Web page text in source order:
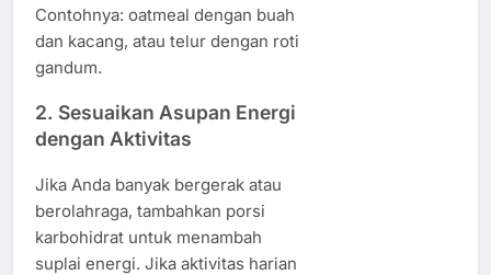
Contohnya: oatmeal dengan buah
dan kacang, atau telur dengan roti
gandum.
2. Sesuaikan Asupan Energi
dengan Aktivitas
Jika Anda banyak bergerak atau
berolahraga, tambahkan porsi
karbohidrat untuk menambah
suplai energi. Jika aktivitas harian